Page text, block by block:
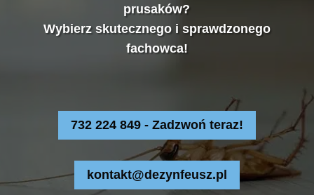
prusaków?
Wybierz skutecznego i sprawdzonego
fachowca!
732 224 849 - Zadzwoń teraz!
kontakt@dezynfeusz.pl